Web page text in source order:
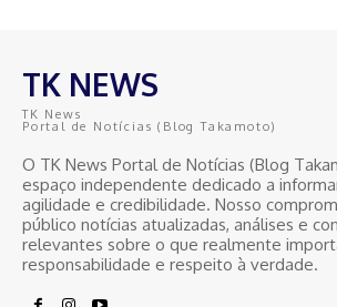
TK NEWS
TK News
Portal de Notícias (Blog Takamoto)
O TK News Portal de Notícias (Blog
espaço independente dedicado a
agilidade e credibilidade. Nosso
público notícias atualizadas, análises e
relevantes sobre o que realmente
responsabilidade e respeito à verdade.